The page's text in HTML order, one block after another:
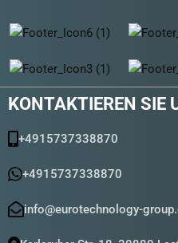
KONTAKTIEREN SIE
+4915737338870
+4915737338870
info@eurotechnology-